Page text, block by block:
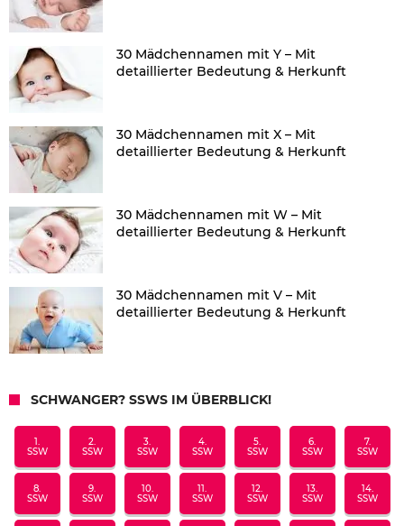
30 Mädchennamen mit Y – Mit
detaillierter Bedeutung & Herkunft
30 Mädchennamen mit X – Mit
detaillierter Bedeutung & Herkunft
30 Mädchennamen mit W – Mit
detaillierter Bedeutung & Herkunft
30 Mädchennamen mit V – Mit
detaillierter Bedeutung & Herkunft
SCHWANGER? SSWS IM ÜBERBLICK!
1.
SSW
2.
SSW
3.
SSW
4.
SSW
5.
SSW
6.
SSW
7.
SSW
8.
SSW
9.
SSW
10.
SSW
11.
SSW
12.
SSW
13.
SSW
14.
SSW